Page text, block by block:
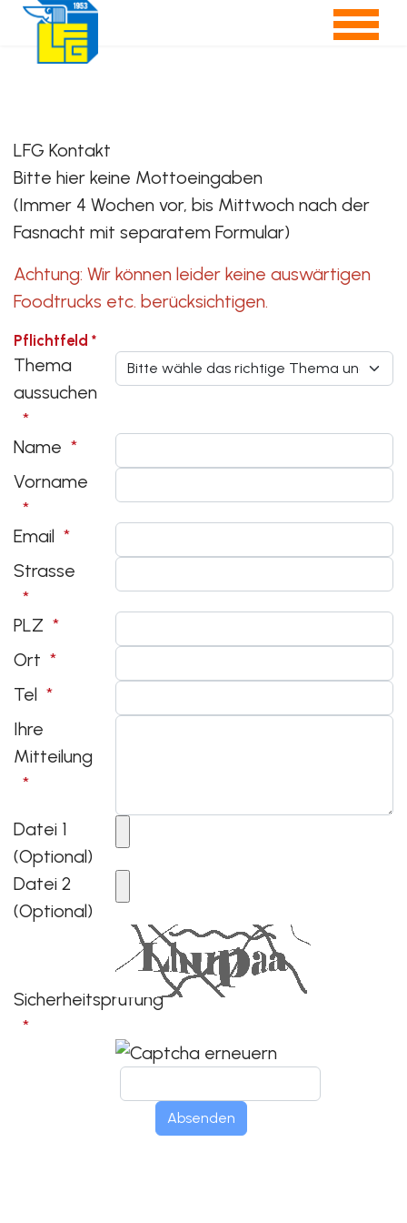
LFG Kontakt
Bitte hier keine Mottoeingaben
(Immer 4 Wochen vor, bis Mittwoch nach der
Fasnacht mit separatem Formular)
Achtung: Wir können leider keine auswärtigen
Foodtrucks etc. berücksichtigen.
Pflichtfeld *
Thema
aussuchen
Name
Vorname
Email
Strasse
PLZ
Ort
Tel
Ihre
Mitteilung
Datei 1
(Optional)
Datei 2
(Optional)
Sicherheitsprüfung